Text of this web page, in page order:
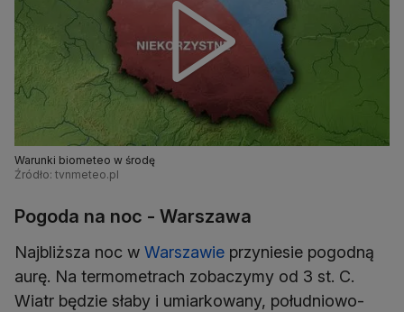
Warunki biometeo w środę
Źródło: tvnmeteo.pl
Pogoda na noc - Warszawa
Najbliższa noc w Warszawie przyniesie pogodną
aurę. Na termometrach zobaczymy od 3 st. C.
Wiatr będzie słaby i umiarkowany, południowo-